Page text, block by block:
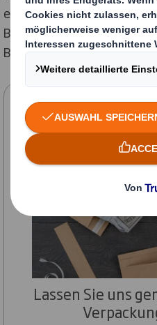
ein Grund für dieses
Befragten hat ein
Bestellungen in Kunststoff
Lassen Sie uns